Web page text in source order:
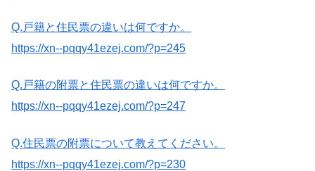
Q.戸籍と住民票の違いは何ですか。
https://xn--pqqy41ezej.com/?p=245
Q.戸籍の附票と住民票の違いは何ですか。
https://xn--pqqy41ezej.com/?p=247
Q.住民票の附票について教えてください。
https://xn--pqqy41ezej.com/?p=230